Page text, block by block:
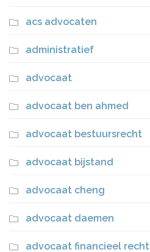
acs advocaten
administratief
advocaat
advocaat ben ahmed
advocaat bestuursrecht
advocaat bijstand
advocaat cheng
advocaat daemen
advocaat financieel recht